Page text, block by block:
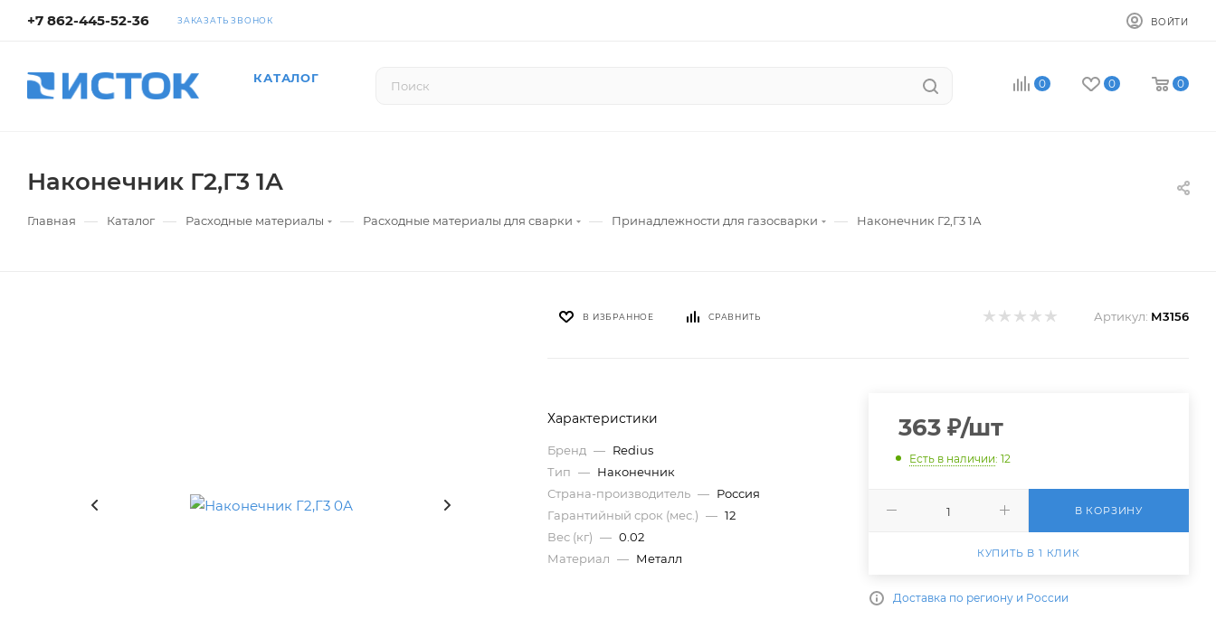
+7 862-445-52-36 ЗАКАЗАТЬ ЗВОНОК ВОЙТИ
КАТАЛОГ 0 0 0
Наконечник Г2,Г3 1А
Главная — Каталог — Расходные материалы — Расходные материалы для сварки — Принадлежности для газосварки — Наконечник Г2,Г3 1А
В ИЗБРАННОЕ СРАВНИТЬ Артикул: М3156
Характеристики
Бренд — Redius
Тип — Наконечник
Страна-производитель — Россия
Гарантийный срок (мес.) — 12
Вес (кг) — 0.02
Материал — Металл
363₽/шт
Есть в наличии: 12
В КОРЗИНУ
КУПИТЬ В 1 КЛИК
Доставка по региону и России